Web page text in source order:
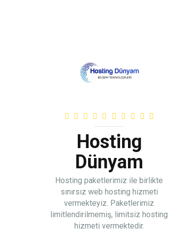
Hosting
Dünyam
Hosting paketlerimiz ile birlikte
sınırsız web hosting hizmeti
vermekteyiz. Paketlerimiz
limitlendirilmemiş, limitsiz hosting
hizmeti vermektedir.